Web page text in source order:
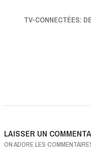
TV-CONNECTÉES:
LAISSER UN
ON ADORE LES